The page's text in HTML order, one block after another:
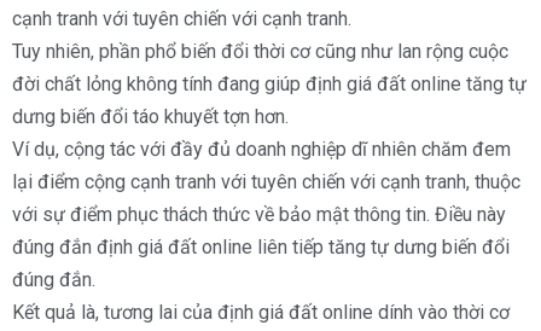
cạnh tranh với tuyên chiến với cạnh tranh.
Tuy nhiên, phần phổ biến đổi thời cơ cũng như lan rộng cuộc
đời chất lỏng không tính đang giúp định giá đất online tăng tự
dưng biến đổi táo khuyết tợn hơn.
Ví dụ, cộng tác với đầy đủ doanh nghiệp dĩ nhiên chăm đem
lại điểm cộng cạnh tranh với tuyên chiến với cạnh tranh, thuộc
với sự điểm phục thách thức về bảo mật thông tin. Điều này
đúng đắn định giá đất online liên tiếp tăng tự dưng biến đổi
đúng đắn.
Kết quả là, tương lai của định giá đất online dính vào thời cơ